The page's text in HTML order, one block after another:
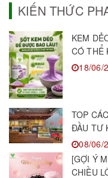
KIẾN THỨC
KEM
CÓ THỂ
18/06/
TOP
ĐẦU TƯ
08/06/
[GỢI Ý
CHIỀU